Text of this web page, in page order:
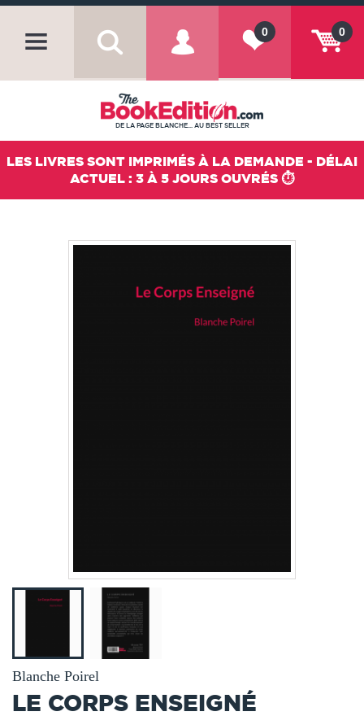
0
0
DE LA PAGE BLANCHE... AU BEST SELLER
LES LIVRES SONT IMPRIMÉS À LA DEMANDE - DÉLAI
ACTUEL : 3 À 5 JOURS OUVRÉS ⏱️
Blanche Poirel
LE CORPS ENSEIGNÉ